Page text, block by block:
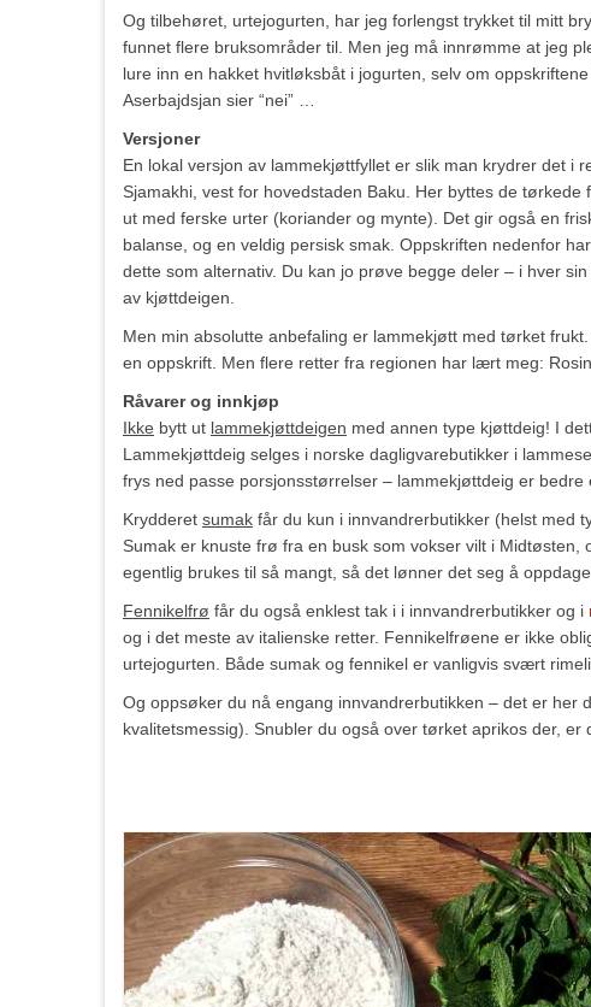
Og tilbehøret, urtejogurten, har jeg forlengst trykket til mitt
funnet flere bruksområder til. Men jeg må innrømme at jeg
lure inn en hakket hvitløksbåt i jogurten, selv om
Aserbajdsjan sier “nei” …
Versjoner
En lokal versjon av lammekjøttfyllet er slik man krydrer det i
Sjamakhi, vest for hovedstaden Baku. Her byttes de tørkede
ut med ferske urter (koriander og mynte). Det gir også en
balanse, og en veldig persisk smak. Oppskriften nedenfor
dette som alternativ. Du kan jo prøve begge deler – i hver
av kjøttdeigen.
Men min absolutte anbefaling er lammekjøtt med tørket
en oppskrift. Men flere retter fra regionen har lært meg:
Råvarer og innkjøp
Ikke bytt ut lammekjøttdeigen med annen type kjøttdeig! I
Lammekjøttdeig selges i norske dagligvarebutikker i
frys ned passe porsjonsstørrelser – lammekjøttdeig er
Krydderet sumak får du kun i innvandrerbutikker (helst med
Sumak er knuste frø fra en busk som vokser vilt i
egentlig brukes til så mangt, så det lønner det seg å oppdage.
Fennikelfrø får du også enklest tak i i innvandrerbutikker og i
og i det meste av italienske retter. Fennikelfrøene er ikke
urtejogurten. Både sumak og fennikel er vanligvis svært
Og oppsøker du nå engang innvandrerbutikken – det er
kvalitetsmessig). Snubler du også over tørket aprikos der,